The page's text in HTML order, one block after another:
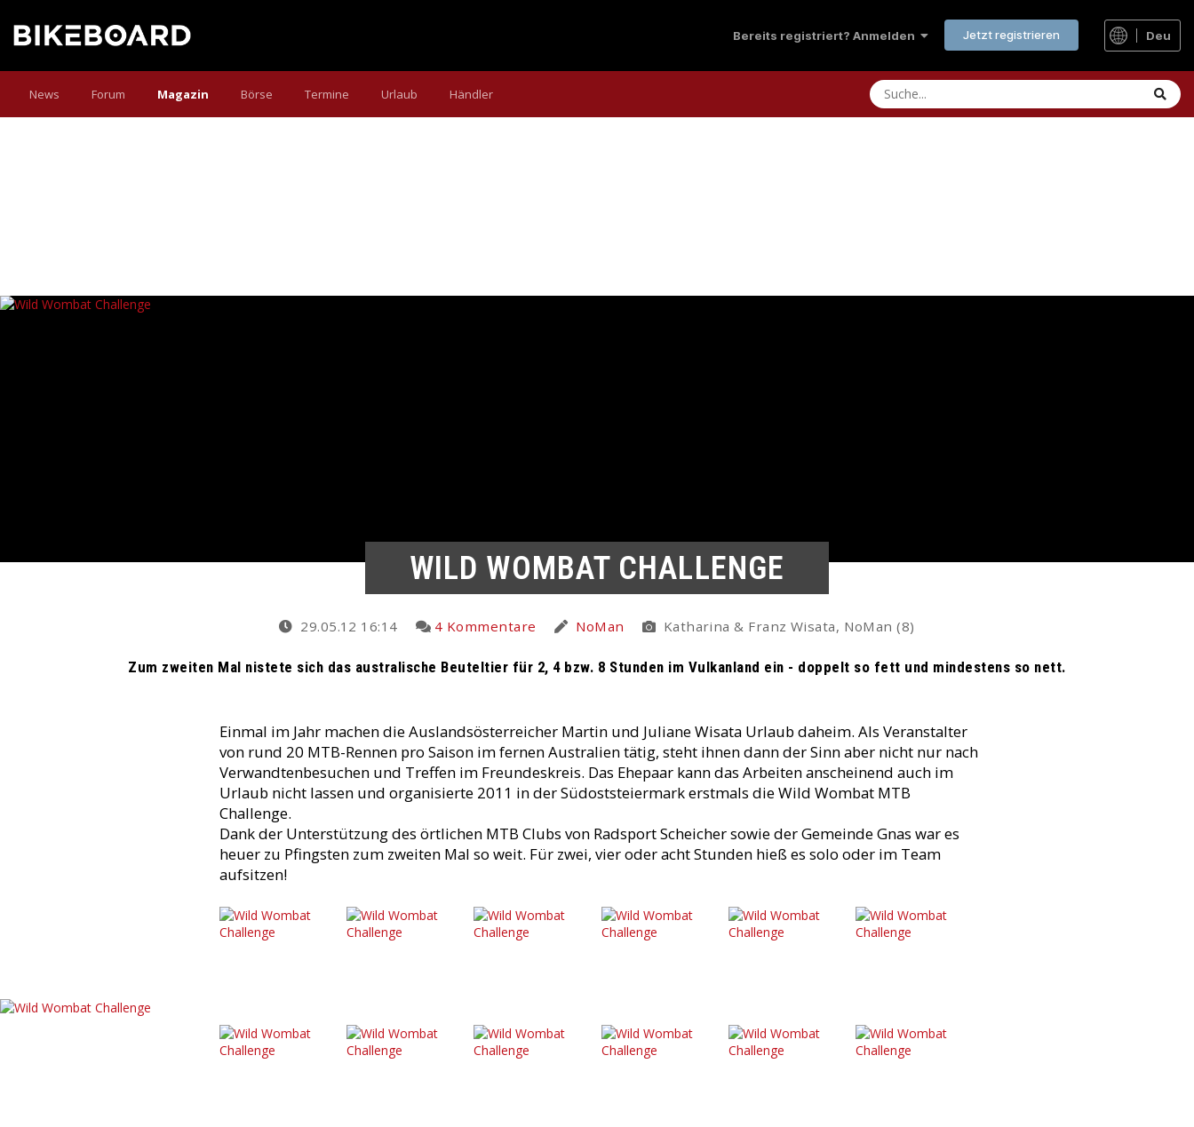
Bereits registriert? Anmelden Jetzt registrieren Deu
News Forum Magazin Börse Termine Urlaub Händler
WILD WOMBAT CHALLENGE
29.05.12 16:14 4 Kommentare NoMan Katharina & Franz Wisata, NoMan (8)
Zum zweiten Mal nistete sich das australische Beuteltier für 2, 4 bzw. 8 Stunden im Vulkanland ein - doppelt so fett und mindestens so nett.
Einmal im Jahr machen die Auslandsösterreicher Martin und Juliane Wisata Urlaub daheim. Als Veranstalter
von rund 20 MTB-Rennen pro Saison im fernen Australien tätig, steht ihnen dann der Sinn aber nicht nur nach
Verwandtenbesuchen und Treffen im Freundeskreis. Das Ehepaar kann das Arbeiten anscheinend auch im
Urlaub nicht lassen und organisierte 2011 in der Südoststeiermark erstmals die Wild Wombat MTB
Challenge.
Dank der Unterstützung des örtlichen MTB Clubs von Radsport Scheicher sowie der Gemeinde Gnas war es
heuer zu Pfingsten zum zweiten Mal so weit. Für zwei, vier oder acht Stunden hieß es solo oder im Team
aufsitzen!